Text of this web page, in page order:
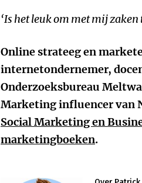
‘Is het leuk om met mij zaken
Online strateeg en
internetondernemer,
Onderzoeksbureau
Marketing influencer van
Social Marketing en
marketingboeken.